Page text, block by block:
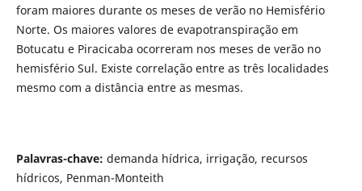
foram maiores durante os meses de verão no Hemisfério
Norte. Os maiores valores de evapotranspiração em
Botucatu e Piracicaba ocorreram nos meses de verão no
hemisfério Sul. Existe correlação entre as três localidades
mesmo com a distância entre as mesmas.
Palavras-chave: demanda hídrica, irrigação, recursos
hídricos, Penman-Monteith